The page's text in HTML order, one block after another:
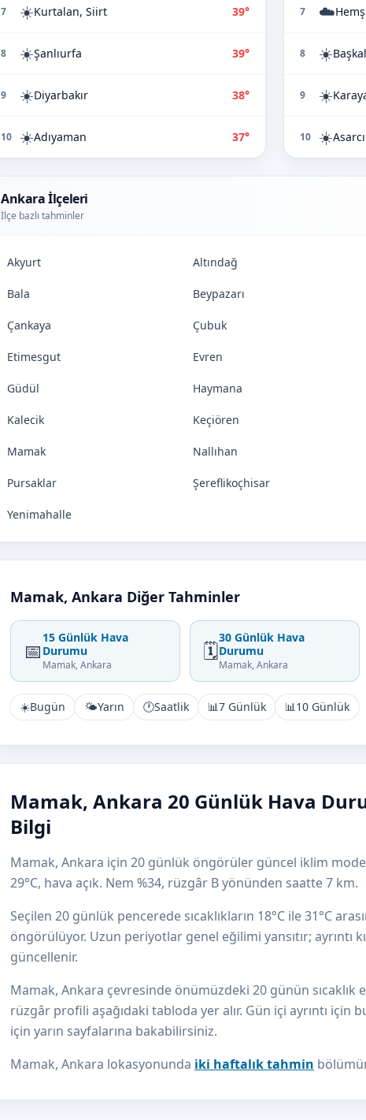
7 ☀️Kurtalan, Siirt 39°
8 ☀️Şanlıurfa 39°
9 ☀️Diyarbakır 38°
10 ☀️Adıyaman 37°
7 ☁️
8 ☀️
9 ☀️
10 ☀️
Ankara İlçeleri
İlçe bazlı tahminler
Akyurt Altındağ
Bala Beypazarı
Çankaya Çubuk
Etimesgut Evren
Güdül Haymana
Kalecik Keçiören
Mamak Nallıhan
Pursaklar Şereflikoçhisar
Yenimahalle
Mamak, Ankara Diğer Tahminler
📅
15 Günlük Hava
Durumu
Mamak, Ankara
🗓️
30 Günlük Hava
Durumu
Mamak, Ankara
☀️Bugün 🌤️Yarın 🕐Saatlik 📊7 Günlük 📊10 Günlük
Mamak, Ankara 20 Günlük Hava
Bilgi
Mamak, Ankara için 20 günlük öngörüler güncel iklim
29°C, hava açık. Nem %34, rüzgâr B yönünden saatte 7 km.
Seçilen 20 günlük pencerede sıcaklıkların 18°C ile 31°C
öngörülüyor. Uzun periyotlar genel eğilimi yansıtır; ayrıntı
güncellenir.
Mamak, Ankara çevresinde önümüzdeki 20 günün sıcaklık
rüzgâr profili aşağıdaki tabloda yer alır. Gün içi ayrıntı için
için yarın sayfalarına bakabilirsiniz.
Mamak, Ankara lokasyonunda iki haftalık tahmin